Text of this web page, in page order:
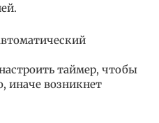
таймер, чтобы
иначе возникнет